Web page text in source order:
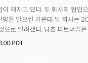
to each client. This involves
includes a consulting
stability. Additionally,
enables clients to
in 2016, CEF
깨지고 있다. 두 회사의 협업
을 일으킨 가운데 두 회사는
으로 알려졌다. 당초 파트너십
저널(WSJ), 포춘 등에 따르면
개월 이내에 계약을 해지하자는
PDT